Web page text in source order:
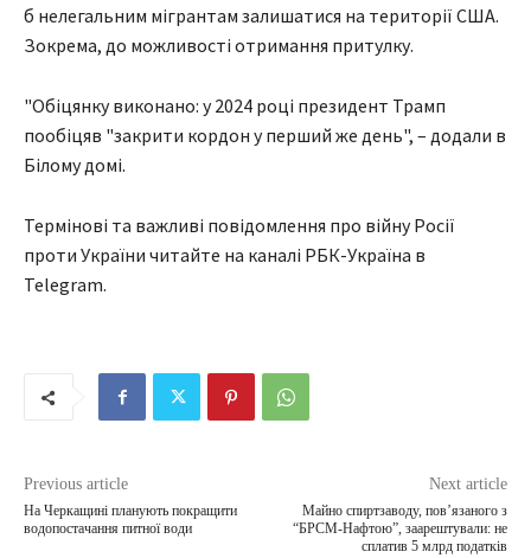
б нелегальним мігрантам залишатися на території США.
Зокрема, до можливості отримання притулку.
"Обіцянку виконано: у 2024 році президент Трамп
пообіцяв "закрити кордон у перший же день", – додали в
Білому домі.
Термінові та важливі повідомлення про війну Росії
проти України читайте на каналі РБК-Україна в
Telegram.
Previous article
На Черкащині планують покращити
водопостачання питної води
Next article
Майно спиртзаводу, повʼязаного з
“БРСМ-Нафтою”, заарештували: не
сплатив 5 млрд податків